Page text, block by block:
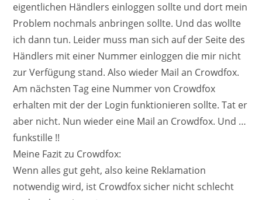
eigentlichen Händlers einloggen sollte und dort mein
Problem nochmals anbringen sollte. Und das wollte
ich dann tun. Leider muss man sich auf der Seite des
Händlers mit einer Nummer einloggen die mir nicht
zur Verfügung stand. Also wieder Mail an Crowdfox.
Am nächsten Tag eine Nummer von Crowdfox
erhalten mit der der Login funktionieren sollte. Tat er
aber nicht. Nun wieder eine Mail an Crowdfox. Und …
funkstille !!
Meine Fazit zu Crowdfox:
Wenn alles gut geht, also keine Reklamation
notwendig wird, ist Crowdfox sicher nicht schlecht